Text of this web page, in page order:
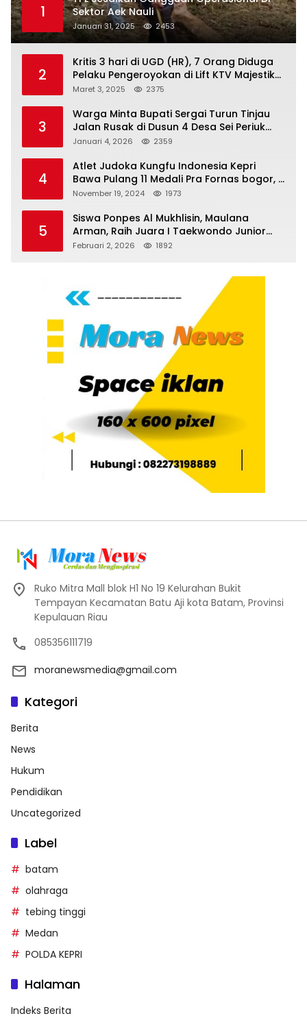
1
Sektor Aek Nauli
Januari 31, 2025 2453
2
Kritis 3 hari di UGD (HR), 7 Orang Diduga
Pelaku Pengeroyokan di Lift KTV Majestik
Melenggang Bebas, Kantor Hukum JAP
Tanjungpinang
Maret 3, 2025 2375
3
Warga Minta Bupati Sergai Turun Tinjau
Jalan Rusak di Dusun 4 Desa Sei Periuk
Serdang Bedagai
Januari 4, 2026 2359
4
Atlet Judoka Kungfu Indonesia Kepri
Bawa Pulang 11 Medali Pra Fornas bogor, 3
Emas dan 8 Perunggu.
November 19, 2024 1973
5
Siswa Ponpes Al Mukhlisin, Maulana
Arman, Raih Juara I Taekwondo Junior
Putra di Riau National Championship 2026
Februari 2, 2026 1892
Ruko Mitra Mall blok H1 No 19 Kelurahan Bukit
Tempayan Kecamatan Batu Aji kota Batam, Provinsi
Kepulauan Riau
085356111719
moranewsmedia@gmail.com
Kategori
Berita
News
Hukum
Pendidikan
Uncategorized
Label
batam
olahraga
tebing tinggi
Medan
POLDA KEPRI
Halaman
Indeks Berita